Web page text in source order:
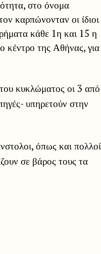
στο όνομα
καρπώνονταν οι ίδιοι
κάθε 1η και 15 η
κέντρο της Αθήνας, για
κυκλώματος οι 3 από
υπηρετούν στην
όπως και πολλοί
σε βάρος τους τα